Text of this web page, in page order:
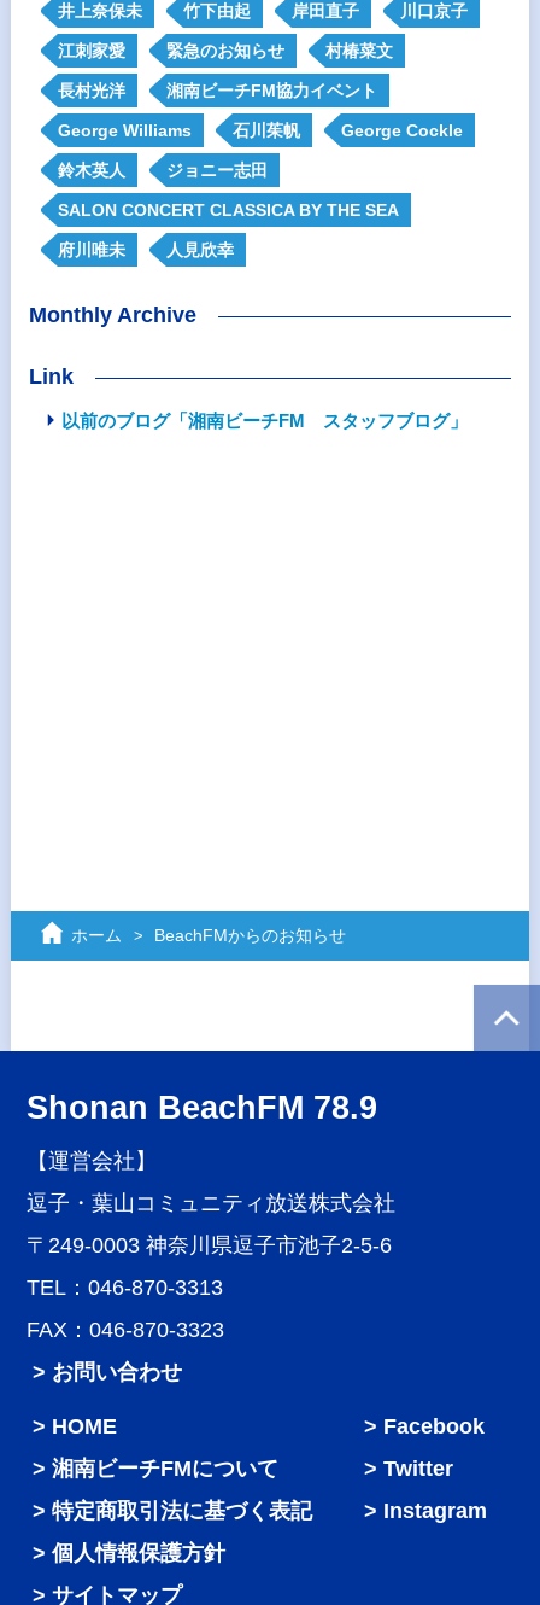
井上奈保未 竹下由起 岸田直子 川口京子
江刺家愛 緊急のお知らせ 村椿菜文
長村光洋 湘南ビーチFM協力イベント
George Williams 石川茱帆 George Cockle
鈴木英人 ジョニー志田
SALON CONCERT CLASSICA BY THE SEA
府川唯未 人見欣幸
Monthly Archive
Link
以前のブログ「湘南ビーチFM スタッフブログ」
ホーム BeachFMからのお知らせ
Shonan BeachFM 78.9
【運営会社】
逗子・葉山コミュニティ放送株式会社
〒249-0003 神奈川県逗子市池子2-5-6
TEL：046-870-3313
FAX：046-870-3323
> お問い合わせ
HOME
湘南ビーチFMについて
特定商取引法に基づく表記
個人情報保護方針
サイトマップ
Facebook
Twitter
Instagram